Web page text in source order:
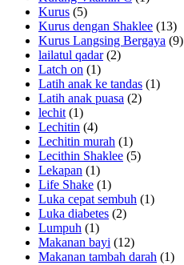
Kurus (5)
Kurus dengan Shaklee (13)
Kurus Langsing Bergaya (9)
lailatul qadar(2)
Latch on (1)
Latih anak ke tandas (1)
Latih anak puasa (2)
lechit (1)
Lechitin (4)
Lechitin murah (1)
Lecithin Shaklee (5)
Lekapan (1)
Life Shake (1)
Luka cepat sembuh (1)
Luka diabetes (2)
Lumpuh (1)
Makanan bayi (12)
Makanan tambah darah (1)